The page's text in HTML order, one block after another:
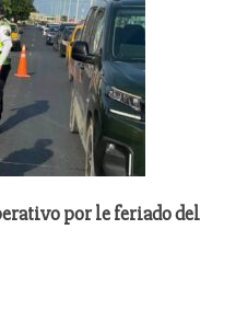
por le feriado del